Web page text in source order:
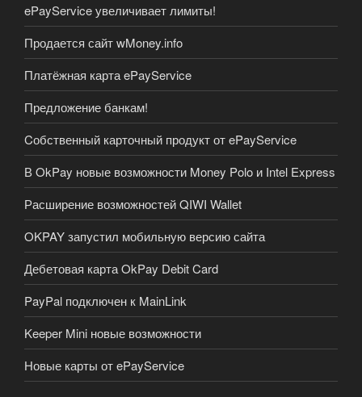
ePayService увеличивает лимиты!
Продается сайт wMoney.info
Платёжная карта ePayService
Предложение банкам!
Cобственный карточный продукт от ePayService
В OkPay новые возможности Money Polo и Intel Express
Расширение возможностей QIWI Wallet
OKPAY запустил мобильную версию сайта
Дебетовая карта OkPay Debit Card
PayPal подключен к MainLink
Keeper Mini новые возможности
Новые карты от ePayService